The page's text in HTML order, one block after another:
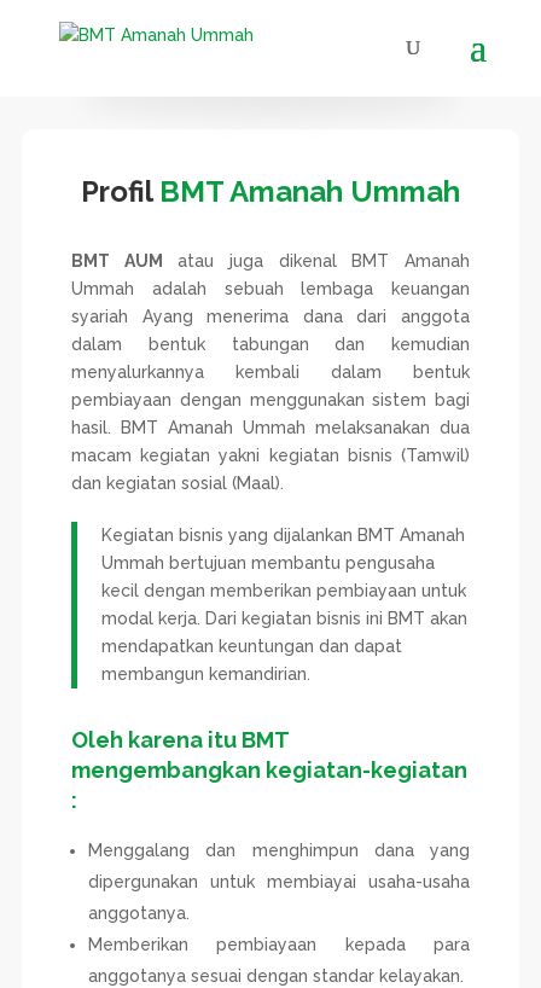
Profil BMT Amanah Ummah
BMT AUM atau juga dikenal
BMT Amanah
Ummah adalah sebuah lembaga keuangan
syariah Ayang menerima dana dari anggota
dalam bentuk tabungan dan kemudian
menyalurkannya kembali dalam bentuk
pembiayaan dengan menggunakan sistem bagi
hasil. BMT Amanah Ummah melaksanakan dua
macam kegiatan yakni kegiatan bisnis (Tamwil)
dan kegiatan sosial (Maal).
Kegiatan bisnis yang dijalankan BMT Amanah
Ummah bertujuan membantu pengusaha
kecil dengan memberikan pembiayaan untuk
modal kerja. Dari kegiatan bisnis ini BMT akan
mendapatkan keuntungan dan dapat
membangun kemandirian.
Oleh karena itu BMT
mengembangkan kegiatan-kegiatan
:
Menggalang dan menghimpun dana yang
dipergunakan untuk membiayai usaha-usaha
anggotanya.
Memberikan pembiayaan kepada para
anggotanya sesuai dengan standar kelayakan.